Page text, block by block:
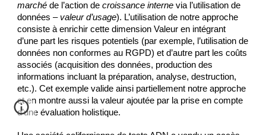
marché de l’action de croissance interne via l’utilisation de
données – valeur d’usage). L’utilisation de notre approche
consiste à enrichir cette dimension Valeur en intégrant
d’une part les risques potentiels (par exemple, l’utilisation de
données non conformes au RGPD) et d’autre part les coûts
associés (acquisition des données, production des
informations incluant la préparation, analyse, destruction,
etc.). Cet exemple valide ainsi partiellement notre approche
et en montre aussi la valeur ajoutée par la prise en compte
d’une évaluation holistique.